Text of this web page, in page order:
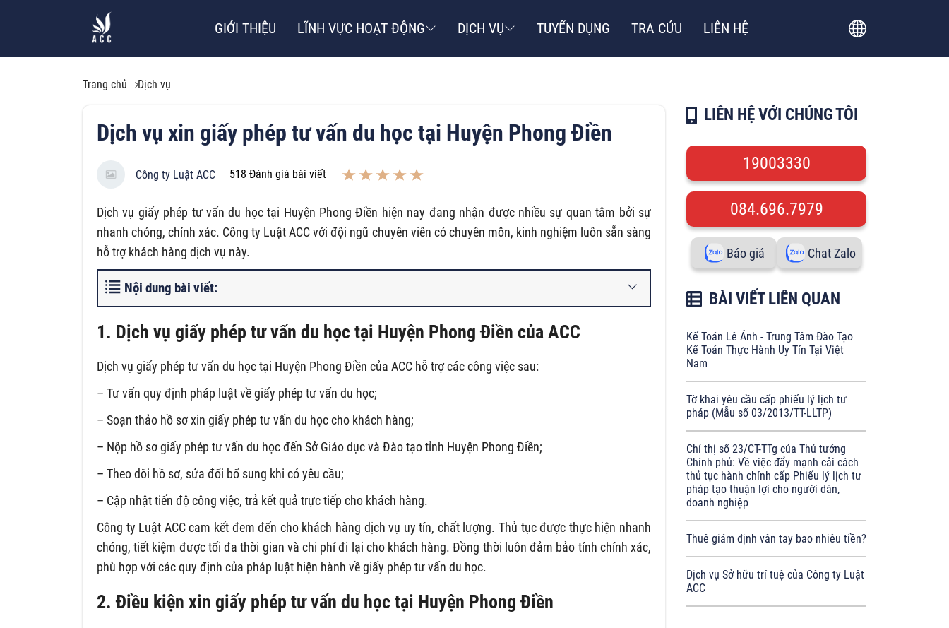
GIỚI THIỆU LĨNH VỰC HOẠT ĐỘNG DỊCH VỤ TUYỂN DỤNG TRA CỨU LIÊN HỆ
Trang chủ Dịch vụ
Dịch vụ xin giấy phép tư vấn du học tại Huyện Phong Điền
Công ty Luật ACC 518 Đánh giá bài viết
Dịch vụ giấy phép tư vấn du học tại Huyện Phong Điền hiện nay đang nhận được nhiều sự quan tâm bởi sự
nhanh chóng, chính xác. Công ty Luật ACC với đội ngũ chuyên viên có chuyên môn, kinh nghiệm luôn sẵn sàng
hỗ trợ khách hàng dịch vụ này.
Nội dung bài viết:
1. Dịch vụ giấy phép tư vấn du học tại Huyện Phong Điền của ACC
Dịch vụ giấy phép tư vấn du học tại Huyện Phong Điền của ACC hỗ trợ các công việc sau:
– Tư vấn quy định pháp luật về giấy phép tư vấn du học;
– Soạn thảo hồ sơ xin giấy phép tư vấn du học cho khách hàng;
– Nộp hồ sơ giấy phép tư vấn du học đến Sở Giáo dục và Đào tạo tỉnh Huyện Phong Điền;
– Theo dõi hồ sơ, sửa đổi bổ sung khi có yêu cầu;
– Cập nhật tiến độ công việc, trả kết quả trực tiếp cho khách hàng.
Công ty Luật ACC cam kết đem đến cho khách hàng dịch vụ uy tín, chất lượng. Thủ tục được thực hiện nhanh
chóng, tiết kiệm được tối đa thời gian và chi phí đi lại cho khách hàng. Đồng thời luôn đảm bảo tính chính xác,
phù hợp với các quy định của pháp luật hiện hành về giấy phép tư vấn du học.
2. Điều kiện xin giấy phép tư vấn du học tại Huyện Phong Điền
LIÊN HỆ VỚI CHÚNG TÔI
19003330
084.696.7979
Báo giá Chat Zalo
BÀI VIẾT LIÊN QUAN
Kế Toán Lê Ánh - Trung Tâm Đào Tạo
Kế Toán Thực Hành Uy Tín Tại Việt
Nam
Tờ khai yêu cầu cấp phiếu lý lịch tư
pháp (Mẫu số 03/2013/TT-LLTP)
Chỉ thị số 23/CT-TTg của Thủ tướng
Chính phủ: Về việc đẩy mạnh cải cách
thủ tục hành chính cấp Phiếu lý lịch tư
pháp tạo thuận lợi cho người dân,
doanh nghiệp
Thuê giám định vân tay bao nhiêu tiền?
Dịch vụ Sở hữu trí tuệ của Công ty Luật
ACC